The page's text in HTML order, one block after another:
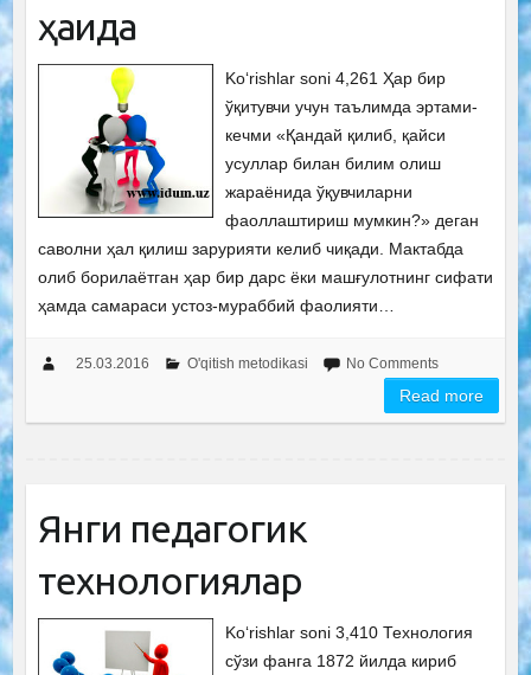
ҳақида
Ko‘rishlar soni 4,261 Ҳар бир
ўқитувчи учун таълимда эртами-
кечми «Қандай қилиб, қайси
усуллар билан билим олиш
жараёнида ўқувчиларни
фаоллаштириш мумкин?» деган
саволни ҳал қилиш зарурияти келиб чиқади. Мактабда
олиб борилаётган ҳар бир дарс ёки машғулотнинг сифати
ҳамда самараси устоз-мураббий фаолияти…
25.03.2016 O'qitish metodikasi No Comments
Read more
Янги педагогик
технологиялар
Ko‘rishlar soni 3,410 Технология
сўзи фанга 1872 йилда кириб